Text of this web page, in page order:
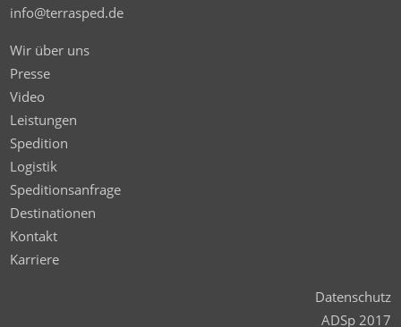
info@terrasped.de
Wir über uns
Presse
Video
Leistungen
Spedition
Logistik
Speditionsanfrage
Destinationen
Kontakt
Karriere
Datenschutz
ADSp 2017